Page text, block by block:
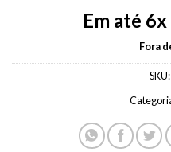
Em até 6x
Fora
SKU: